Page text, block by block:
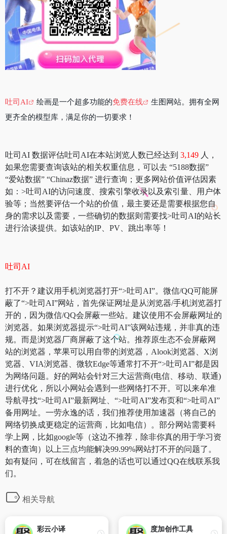
吐司AI 绘画是一个超多功能的免费在线
生图网站。拥有全网
更齐全的模型库，满足你的一切要求！
吐司AI 数据评估吐司AI在本站浏览人数已经达到 3,149 人，
如果您需要查询该站的相关权重信息，可以去 “5188数据”
“爱站数据” “Chinaz数据” 进行查询；更多网站价值评估因素
如：>吐司AI的访问速度、搜索引擎收录以及索引量、用户体
验等；当然要评估一个站的价值，最主要还是需要根据您自
身的需求以及需要，一些确切的数据则需要找>吐司AI的站长
进行洽谈提供。如该站的IP、PV、跳出率等！
吐司AI
打不开？建议用手机浏览器打开“>吐司AI”。微信/QQ可能屏
蔽了“>吐司AI”网站，首先保证网址是从浏览器/手机浏览器打
开的，因为微信/QQ会屏蔽一些站。建议使用不会屏蔽网址的
浏览器。如果浏览器提示“>吐司AI”该网站违规，并非真的违
规。而是浏览器厂商屏蔽了这个站。推荐原生态不会屏蔽网
站的浏览器，苹果可以用自带的浏览器，Alook浏览器、X浏
览器、VIA浏览器、微软Edge等通常打不开“>吐司AI”都是因
为网络问题。好的网站会针对三大运营商(电信、移动、联通)
进行优化，所以小网站会遇到一些网络打不开。可以来牟准
导航寻找“>吐司AI”最新网址、“>吐司AI”发布页和“>吐司AI”
备用网址。一劳永逸的话，我们推荐使用加速器（将自己的
网络切换成更稳定的运营商，比如电信）。部分网站需要科
学上网，比如google等（这边不推荐，除非你真的用于学习资
料的查询）以上三点均能解决99.99%网站打不开的问题了。
如有疑问，可在线留言，着急的话也可以通过QQ在线联系我
们。
相关导航
彩云小译 度加创作工具